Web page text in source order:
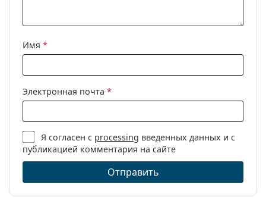
Имя *
Электронная почта *
Я согласен с processing введенных данных и с
публикацией комментария на сайте
Отправить